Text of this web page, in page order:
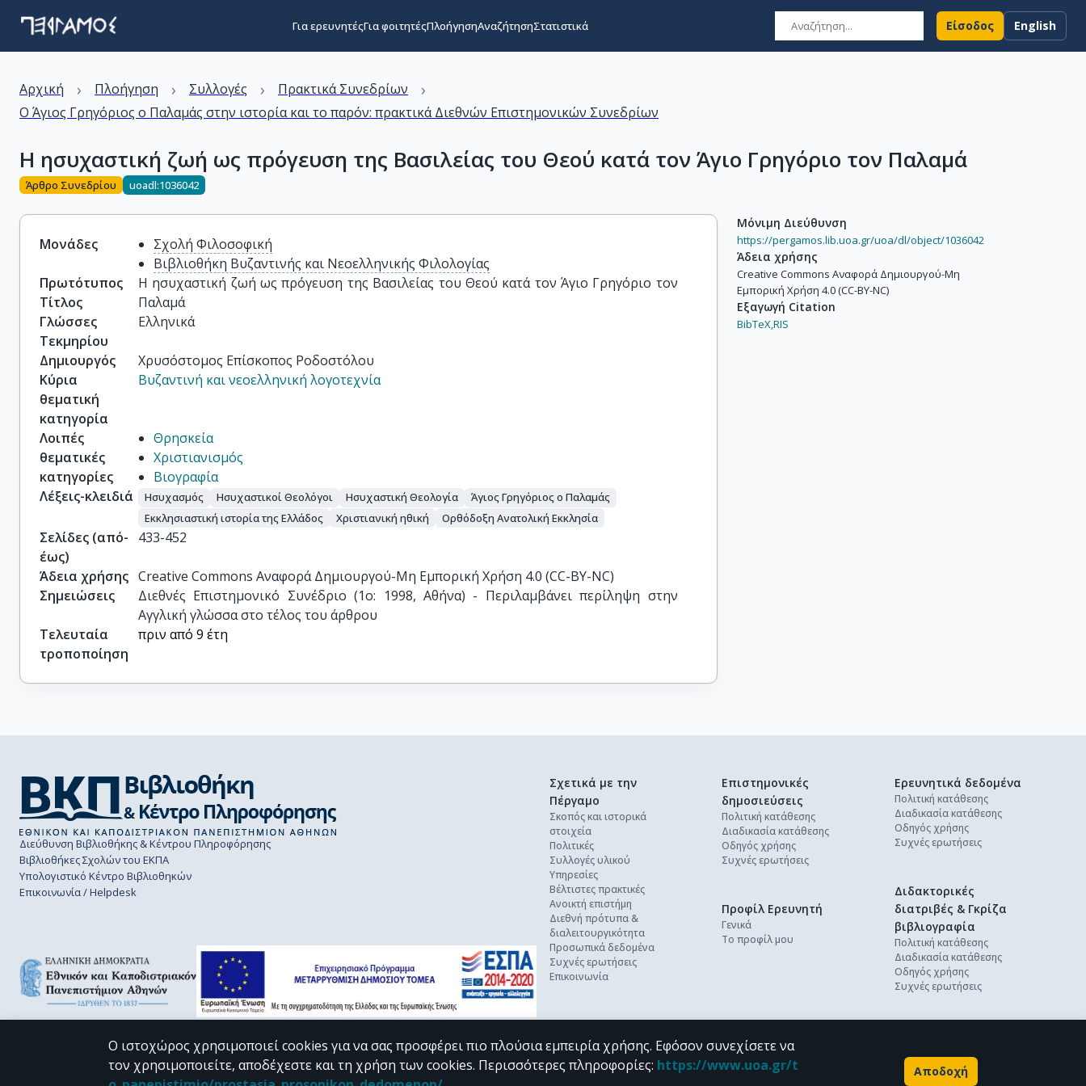
Για ερευνητέςΓια φοιτητέςΠλοήγησηΑναζήτησηΣτατιστικά Είσοδος English
Αρχική › Πλοήγηση › Συλλογές › Πρακτικά Συνεδρίων ›
Ο Άγιος Γρηγόριος ο Παλαμάς στην ιστορία και το παρόν: πρακτικά Διεθνών Επιστημονικών Συνεδρίων
Η ησυχαστική ζωή ως πρόγευση της Βασιλείας του Θεού κατά τον Άγιο Γρηγόριο τον Παλαμά
Άρθρο Συνεδρίου uoadl:1036042
Μονάδες
Σχολή Φιλοσοφική
Βιβλιοθήκη Βυζαντινής και Νεοελληνικής Φιλολογίας
Πρωτότυπος
Τίτλος
Η ησυχαστική ζωή ως πρόγευση της Βασιλείας του Θεού κατά τον Άγιο Γρηγόριο τον
Παλαμά
Γλώσσες
Τεκμηρίου
Ελληνικά
Δημιουργός
Χρυσόστομος Επίσκοπος Ροδοστόλου
Κύρια
θεματική
κατηγορία
Βυζαντινή και νεοελληνική λογοτεχνία
Λοιπές
θεματικές
κατηγορίες
Θρησκεία
Χριστιανισμός
Βιογραφία
Λέξεις-κλειδιά
Ησυχασμός Ησυχαστικοί Θεολόγοι Ησυχαστική Θεολογία
Άγιος Γρηγόριος ο Παλαμάς
Εκκλησιαστική ιστορία της Ελλάδος
Χριστιανική ηθική Ορθόδοξη Ανατολική Εκκλησία
Σελίδες (από-
έως)
433-452
Άδεια χρήσης Creative Commons Αναφορά Δημιουργού-Μη Εμπορική Χρήση 4.0 (CC-BY-NC)
Σημειώσεις
Διεθνές Επιστημονικό Συνέδριο (1ο: 1998, Αθήνα) - Περιλαμβάνει περίληψη στην
Αγγλική γλώσσα στο τέλος του άρθρου
Τελευταία
τροποποίηση
πριν από 9 έτη
Μόνιμη Διεύθυνση
https://pergamos.lib.uoa.gr/uoa/dl/object/1036042
Άδεια χρήσης
Creative Commons Αναφορά Δημιουργού-Μη
Εμπορική Χρήση 4.0 (CC-BY-NC)
Εξαγωγή Citation
BibTeX,RIS
Διεύθυνση Βιβλιοθήκης & Κέντρου Πληροφόρησης
Βιβλιοθήκες Σχολών του ΕΚΠΑ
Υπολογιστικό Κέντρο Βιβλιοθηκών
Επικοινωνία / Helpdesk
Σχετικά με την
Πέργαμο
Σκοπός και ιστορικά
στοιχεία
Πολιτικές
Συλλογές υλικού
Υπηρεσίες
Βέλτιστες πρακτικές
Ανοικτή επιστήμη
Διεθνή πρότυπα &
διαλειτουργικότητα
Προσωπικά δεδομένα
Συχνές ερωτήσεις
Επικοινωνία
Επιστημονικές
δημοσιεύσεις
Πολιτική κατάθεσης
Διαδικασία κατάθεσης
Οδηγός χρήσης
Συχνές ερωτήσεις
Ερευνητικά δεδομένα
Πολιτική κατάθεσης
Διαδικασία κατάθεσης
Οδηγός χρήσης
Συχνές ερωτήσεις
Διδακτορικές
διατριβές & Γκρίζα
βιβλιογραφία
Πολιτική κατάθεσης
Διαδικασία κατάθεσης
Οδηγός χρήσης
Συχνές ερωτήσεις
Προφίλ Ερευνητή
Γενικά
Το προφίλ μου
CC BY-NC 4.0
Ο ιστοχώρος χρησιμοποιεί cookies για να σας προσφέρει πιο πλούσια εμπειρία χρήσης. Εφόσον συνεχίσετε να
τον χρησιμοποιείτε, αποδέχεστε και τη χρήση των cookies. Περισσότερες πληροφορίες: https://www.uoa.gr/t
Αποδοχή